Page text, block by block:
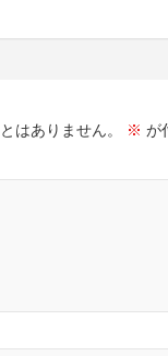
はありません。 ※ が